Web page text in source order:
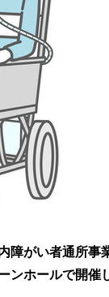
障がい者通所事
ンホールで開催